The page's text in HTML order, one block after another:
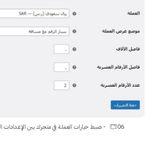
06 - ضبط خيارات العملة في متجرك بين الإعدادات العامة في ووكومرس